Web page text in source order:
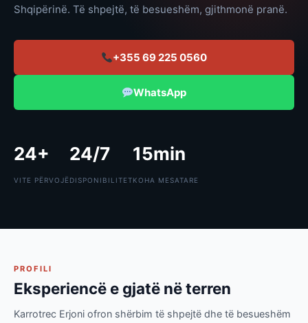
Shqipërinë. Të shpejtë, të besueshëm, gjithmonë pranë.
+355 69 225 0560
WhatsApp
24+
VITE PËRVOJË
24/7
DISPONIBILITET
15min
KOHA MESATARE
PROFILI
Eksperiencë e gjatë në terren
Karrotrec Erjoni ofron shërbim të shpejtë dhe të besueshëm